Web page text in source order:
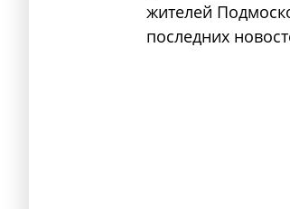
жителей
последних